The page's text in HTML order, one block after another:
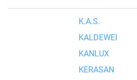
K.A.S.
KALDEWEI
KANLUX
KERASAN